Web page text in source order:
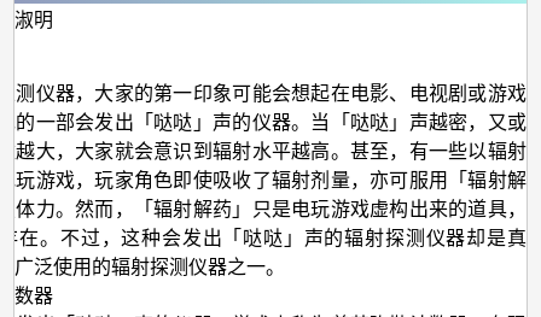
马
射
巡
测
仪
器
淑明
测仪器，大家的第一印象可能会想起在电影、电视剧或游戏
的一部会发出「哒哒」声的仪器。当「哒哒」声越密，又或
越大，大家就会意识到辐射水平越高。甚至，有一些以辐射
玩游戏，玩家角色即使吸收了辐射剂量，亦可服用「辐射解
体力。然而，「辐射解药」只是电玩游戏虚构出来的道具，
在。不过，这种会发出「哒哒」声的辐射探测仪器却是真
广泛使用的辐射探测仪器之一。
数器